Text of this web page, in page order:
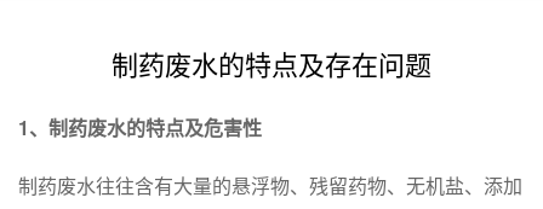
制药废水的特点及存在问题
1、 制药废水的特点及危害性
制药废水往往含有大量的悬浮物、残留药物、无机盐、添加